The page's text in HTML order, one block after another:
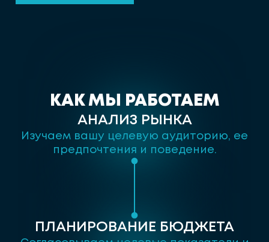
КАК М Ы РАБОТАЕМ
АНАЛИЗ РЫНКА
Изучаем вашу целевую аудиторию, ее
предпочтения и поведение.
ПЛАНИРОВАНИЕ БЮДЖЕТА